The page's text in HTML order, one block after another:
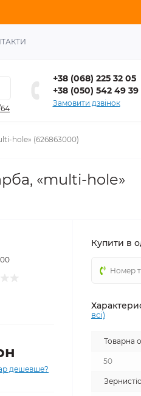
+38 (068) 225 32 05
+38 (050) 542 49 39
Замовити дзвінок
hole» (626863000)
«multi-hole»
дешевше?
Купити в
всі)
Товарна
50